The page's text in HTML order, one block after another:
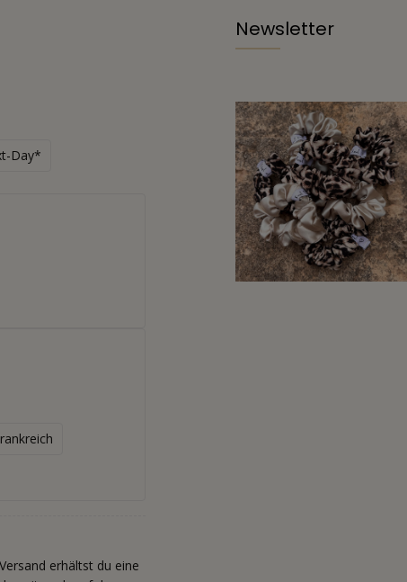
Day*
erhältst du eine
Newsletter